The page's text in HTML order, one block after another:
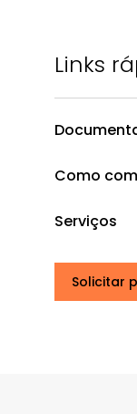
Links
Como
Serviços
Solicitar